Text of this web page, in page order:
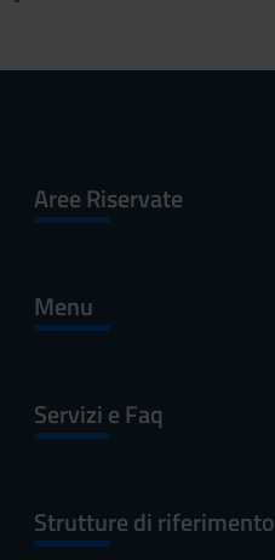
Aree Riservate
Menu
Servizi e Faq
Strutture di riferimento